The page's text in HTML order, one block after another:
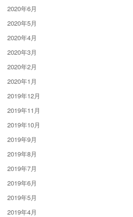
2020年6月
2020年5月
2020年4月
2020年3月
2020年2月
2020年1月
2019年12月
2019年11月
2019年10月
2019年9月
2019年8月
2019年7月
2019年6月
2019年5月
2019年4月